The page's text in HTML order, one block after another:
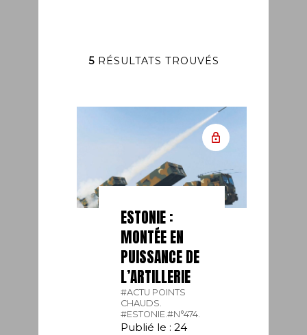
5RÉSULTATS TROUVÉS
ESTONIE :
MONTÉE EN
PUISSANCE DE
L’ARTILLERIE
#ACTU POINTS
CHAUDS.
#ESTONIE.#N°474.
Publié le : 24